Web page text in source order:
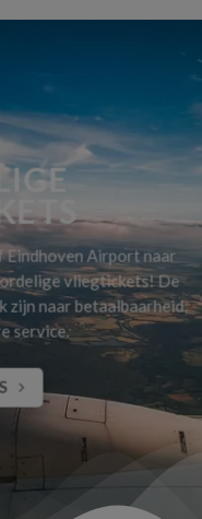
Eindhoven Airport naar
vliegtickets! De
zijn naar betaalbaarheid,
service.